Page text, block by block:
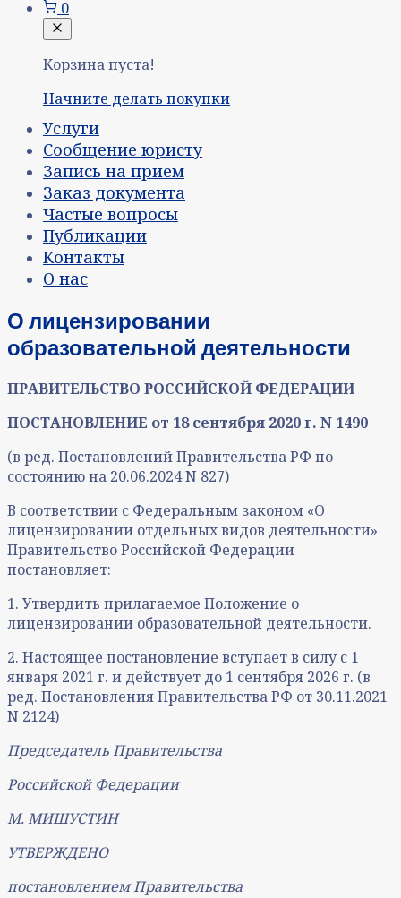
0
Корзина пуста!
Начните делать покупки
Услуги
Сообщение юристу
Запись на прием
Заказ документа
Частые вопросы
Публикации
Контакты
О нас
О лицензировании
образовательной деятельности
ПРАВИТЕЛЬСТВО РОССИЙСКОЙ ФЕДЕРАЦИИ
ПОСТАНОВЛЕНИЕ от 18 сентября 2020 г. N 1490
(в ред. Постановлений Правительства РФ по
состоянию на 20.06.2024 N 827)
В соответствии с Федеральным законом «О
лицензировании отдельных видов деятельности»
Правительство Российской Федерации
постановляет:
1. Утвердить прилагаемое Положение о
лицензировании образовательной деятельности.
2. Настоящее постановление вступает в силу с 1
января 2021 г. и действует до 1 сентября 2026 г. (в
ред. Постановления Правительства РФ от 30.11.2021
N 2124)
Председатель Правительства
Российской Федерации
М. МИШУСТИН
УТВЕРЖДЕНО
постановлением Правительства